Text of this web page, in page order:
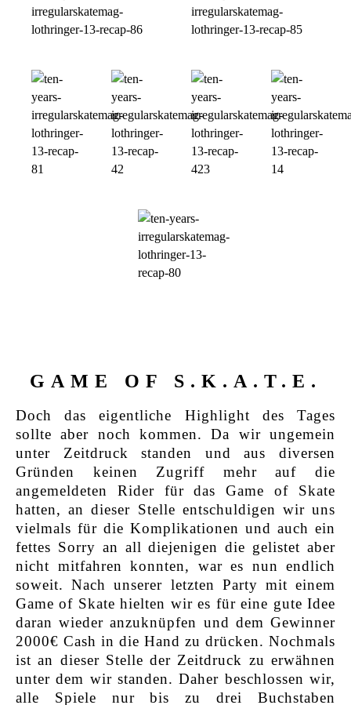
GAME OF S.K.A.T.E.
Doch das eigentliche Highlight des Tages
sollte aber noch kommen. Da wir ungemein
unter Zeitdruck standen und aus diversen
Gründen keinen Zugriff mehr auf die
angemeldeten Rider für das Game of Skate
hatten, an dieser Stelle entschuldigen wir uns
vielmals für die Komplikationen und auch ein
fettes Sorry an all diejenigen die gelistet aber
nicht mitfahren konnten, war es nun endlich
soweit. Nach unserer letzten Party mit einem
Game of Skate hielten wir es für eine gute Idee
daran wieder anzuknüpfen und dem Gewinner
2000€ Cash in die Hand zu drücken. Nochmals
ist an dieser Stelle der Zeitdruck zu erwähnen
unter dem wir standen. Daher beschlossen wir,
alle Spiele nur bis zu drei Buchstaben